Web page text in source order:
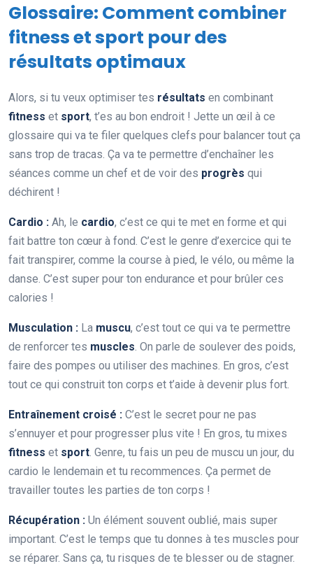
Glossaire: Comment combiner
fitness et sport pour des
résultats optimaux
Alors, si tu veux optimiser tes résultats en combinant
fitness et sport, t’es au bon endroit ! Jette un œil à ce
glossaire qui va te filer quelques clefs pour balancer tout ça
sans trop de tracas. Ça va te permettre d’enchaîner les
séances comme un chef et de voir des progrès qui
déchirent !
Cardio : Ah, le cardio, c’est ce qui te met en forme et qui
fait battre ton cœur à fond. C’est le genre d’exercice qui te
fait transpirer, comme la course à pied, le vélo, ou même la
danse. C’est super pour ton endurance et pour brûler ces
calories !
Musculation : La muscu, c’est tout ce qui va te permettre
de renforcer tes muscles. On parle de soulever des poids,
faire des pompes ou utiliser des machines. En gros, c’est
tout ce qui construit ton corps et t’aide à devenir plus fort.
Entraînement croisé : C’est le secret pour ne pas
s’ennuyer et pour progresser plus vite ! En gros, tu mixes
fitness et sport. Genre, tu fais un peu de muscu un jour, du
cardio le lendemain et tu recommences. Ça permet de
travailler toutes les parties de ton corps !
Récupération : Un élément souvent oublié, mais super
important. C’est le temps que tu donnes à tes muscles pour
se réparer. Sans ça, tu risques de te blesser ou de stagner.